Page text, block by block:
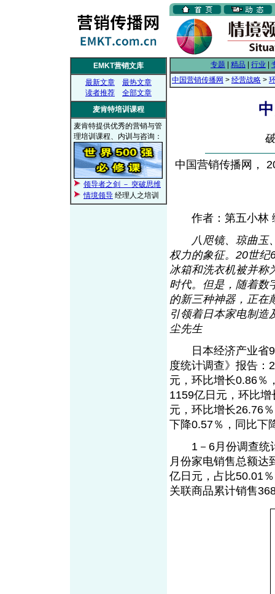
EMKT营销文库
最新文章
最热文章
读者推荐
全部文章
麦肯特培训课程
麦肯特提供优秀的营销与管
理培训课程、内训与咨询：
领导者之剑 － 突破思维
情境领导 经理人之培训
专题 精品 行业
中国营销传播网 > 经营战略 >
中国营销传播网，
作者：第五小林
八咫镜、琼曲玉
权力的象征。20世纪
冰箱和洗衣机被并称
时代。但是，随着数
的新三种神器，正在
引领着日本家电制
尘先生
日本经济产业省9
度统计调查》报告：
元，环比增长0.86％
1159亿日元，环比
元，环比增长26.76
下降0.57％，同比下
1－6月份调查统计
月份家电销售总额达
亿日元，占比50.01
关联商品累计销售